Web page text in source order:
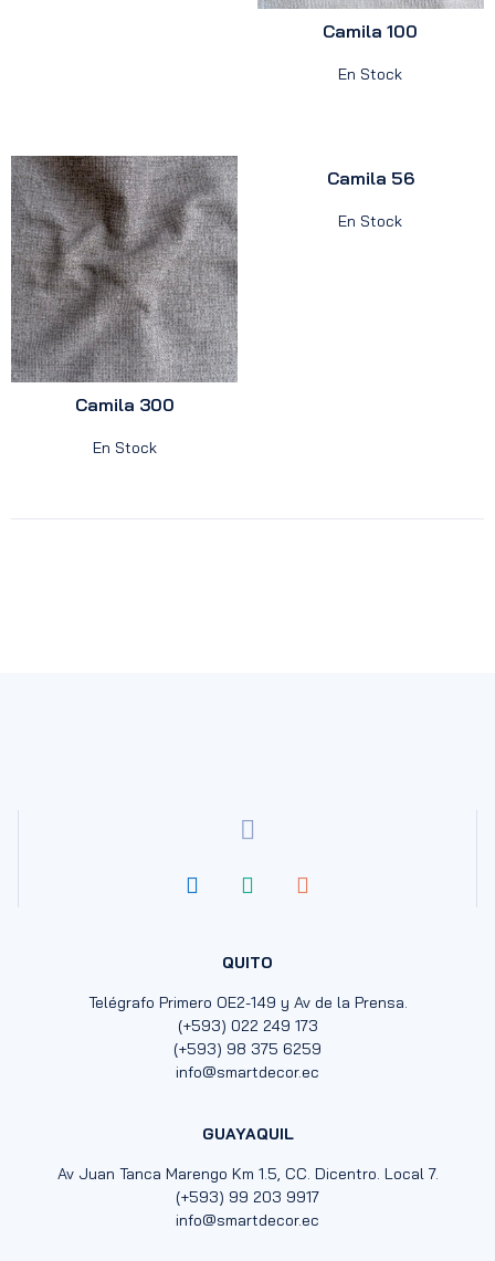
Camila 100
En Stock
Camila 300
En Stock
Camila 56
En Stock
QUITO
Telégrafo Primero OE2-149 y Av de la Prensa.
(+593) 022 249 173
(+593) 98 375 6259
info@smartdecor.ec
GUAYAQUIL
Av Juan Tanca Marengo Km 1.5, CC. Dicentro. Local 7.
(+593) 99 203 9917
info@smartdecor.ec